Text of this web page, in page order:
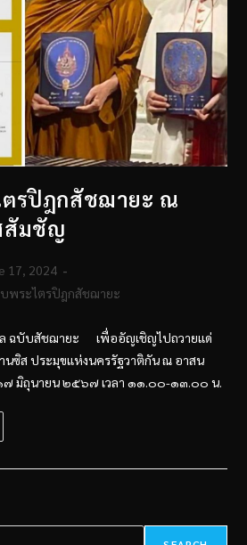
ตรปิฎกสัชฌายะ ณ
สัมชัญ
17, 2024
พระไตรปิฎกสัชฌายะ
ล ฉบับสัชฌายะ เพื่ออัญเชิญไปถวายแด่
ซิส ประมุขแห่งนครรัฐวาติกัน ณ อาสน
๗ มิถุนายน ๒๕๖๗ เวลา ๑๑.๐๐-๑๓.๐๐ น.